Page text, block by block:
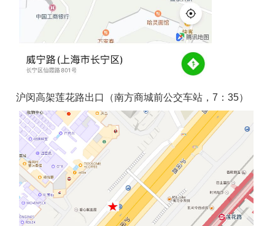
沪闵高架莲花路出口（南方商城前公交车站，7：35）